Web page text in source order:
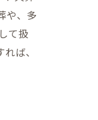
や、多
て扱
ば、